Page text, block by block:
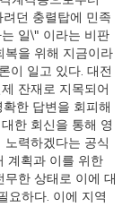
던 충렬탑에 민족
일\" 이라는 비판
을 위해 지금이라
이 일고 있다. 대전
잔재로 지목되어
한 답변을 회피해
한 회신을 통해 영
력하겠다는 공식
계획과 이를 위한
한 상태로 이에 대
요하다. 이에 지역